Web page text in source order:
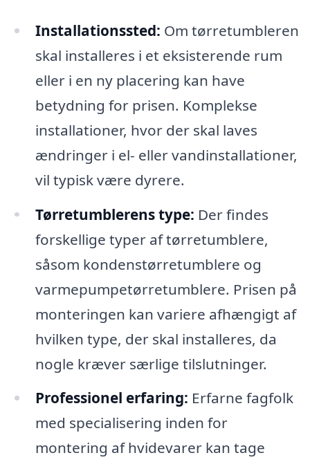
Installationssted: Om tørretumbleren
skal installeres i et eksisterende rum
eller i en ny placering kan have
betydning for prisen. Komplekse
installationer, hvor der skal laves
ændringer i el- eller vandinstallationer,
vil typisk være dyrere.
Tørretumblerens type: Der findes
forskellige typer af tørretumblere,
såsom kondenstørretumblere og
varmepumpetørretumblere. Prisen på
monteringen kan variere afhængigt af
hvilken type, der skal installeres, da
nogle kræver særlige tilslutninger.
Professionel erfaring: Erfarne fagfolk
med specialisering inden for
montering af hvidevarer kan tage